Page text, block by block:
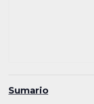
Sumario